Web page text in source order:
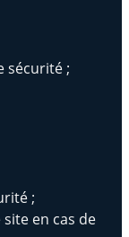
sécurité ;
;
en cas de